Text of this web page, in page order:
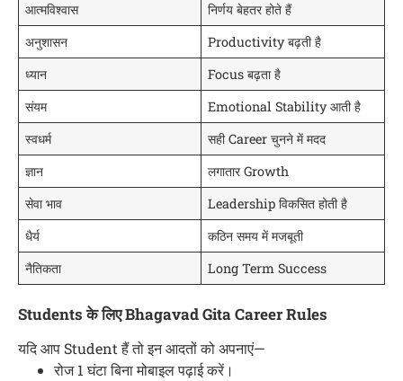
आत्मविश्वास
निर्णय बेहतर होते हैं
अनुशासन
Productivity बढ़ती है
ध्यान
Focus बढ़ता है
संयम
Emotional Stability आती है
स्वधर्म
सही Career चुनने में मदद
ज्ञान
लगातार Growth
सेवा भाव
Leadership विकसित होती है
धैर्य
कठिन समय में मजबूती
नैतिकता
Long Term Success
Students के लिए Bhagavad Gita Career Rules
यदि आप Student हैं तो इन आदतों को अपनाएं—
रोज 1 घंटा बिना मोबाइल पढ़ाई करें।